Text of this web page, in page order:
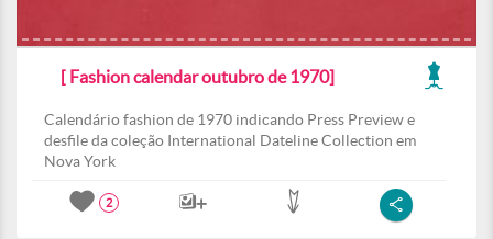
[ Fashion calendar outubro de 1970]
Calendário fashion de 1970 indicando Press Preview e
desfile da coleção International Dateline Collection em
Nova York
2